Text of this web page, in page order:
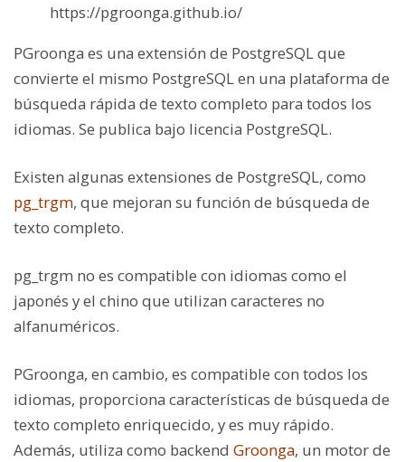
https://pgroonga.github.io/
PGroonga es una extensión de PostgreSQL que
convierte el mismo PostgreSQL en una plataforma de
búsqueda rápida de texto completo para todos los
idiomas. Se publica bajo licencia PostgreSQL.
Existen algunas extensiones de PostgreSQL, como
pg_trgm, que mejoran su función de búsqueda de
texto completo.
pg_trgm no es compatible con idiomas como el
japonés y el chino que utilizan caracteres no
alfanuméricos.
PGroonga, en cambio, es compatible con todos los
idiomas, proporciona características de búsqueda de
texto completo enriquecido, y es muy rápido.
Además, utiliza como backend Groonga, un motor de